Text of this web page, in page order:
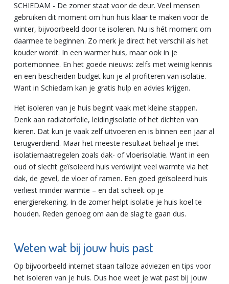
SCHIEDAM - De zomer staat voor de deur. Veel mensen
gebruiken dit moment om hun huis klaar te maken voor de
winter, bijvoorbeeld door te isoleren. Nu is hét moment om
daarmee te beginnen. Zo merk je direct het verschil als het
kouder wordt. In een warmer huis, maar ook in je
portemonnee. En het goede nieuws: zelfs met weinig kennis
en een bescheiden budget kun je al profiteren van isolatie.
Want in Schiedam kan je gratis hulp en advies krijgen.
Het isoleren van je huis begint vaak met kleine stappen.
Denk aan radiatorfolie, leidingisolatie of het dichten van
kieren. Dat kun je vaak zelf uitvoeren en is binnen een jaar al
terugverdiend. Maar het meeste resultaat behaal je met
isolatiemaatregelen zoals dak- of vloerisolatie. Want in een
oud of slecht geïsoleerd huis verdwijnt veel warmte via het
dak, de gevel, de vloer of ramen. Een goed geïsoleerd huis
verliest minder warmte – en dat scheelt op je
energierekening. In de zomer helpt isolatie je huis koel te
houden. Reden genoeg om aan de slag te gaan dus.
Weten wat bij jouw huis past
Op bijvoorbeeld internet staan talloze adviezen en tips voor
het isoleren van je huis. Dus hoe weet je wat past bij jouw